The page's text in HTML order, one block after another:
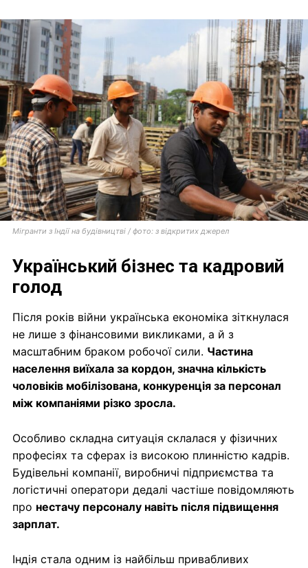
Мігранти з Індії на будівництві / фото: з відкритих джерел
Український бізнес та кадровий
голод
Після років війни українська економіка зіткнулася
не лише з фінансовими викликами, а й з
масштабним браком робочої сили. Частина
населення виїхала за кордон, значна кількість
чоловіків мобілізована, конкуренція за персонал
між компаніями різко зросла.
Особливо складна ситуація склалася у фізичних
професіях та сферах із високою плинністю кадрів.
Будівельні компанії, виробничі підприємства та
логістичні оператори дедалі частіше повідомляють
про нестачу персоналу навіть після підвищення
зарплат.
Індія стала одним із найбільш привабливих